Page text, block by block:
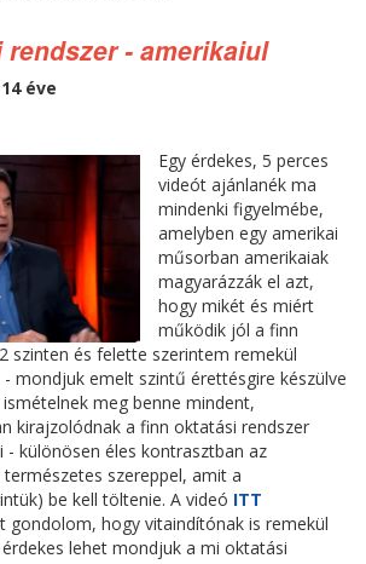
- amerikaiul
éve
Egy érdekes, 5 perces
videót ajánlanék ma
mindenki figyelmébe,
amelyben egy amerikai
műsorban amerikaiak
magyarázzák el azt,
hogy mikét és miért
működik jól a finn
szinten és felette szerintem remekül
mondjuk emelt szintű érettésgire készülve
meg benne mindent,
kirajzolódnak a finn oktatási rendszer
különösen éles kontrasztban az
szereppel, amit a
be kell töltenie. A videó ITT
gondolom, hogy vitaindítónak is remekül
lehet mondjuk a mi oktatási